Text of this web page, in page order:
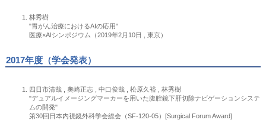
林秀樹
"胃がん治療におけるAIの応用"
医療×AIシンポジウム（2019年2月10日 , 東京）
2017年度（学会発表）
四日市清哉 , 奧崎正志 , 中口俊哉 , 松原久裕 , 林秀樹
"デュアルイメージングマーカーを用いた腹腔鏡下肝切除ナビゲーションシステ
ムの開発"
第30回日本内視鏡外科学会総会（SF-120-05）[Surgical Forum Award]